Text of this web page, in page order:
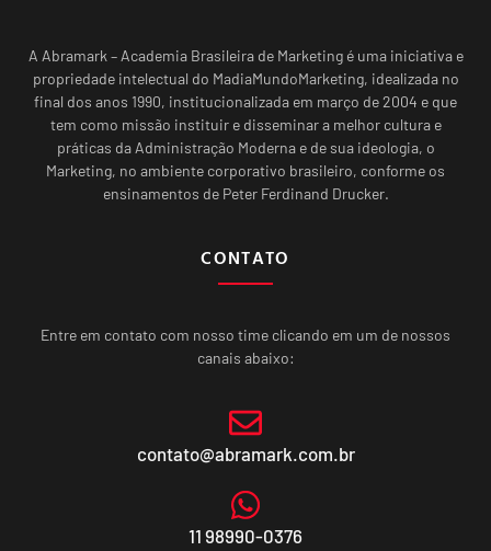
A Abramark – Academia Brasileira de Marketing é uma iniciativa e
propriedade intelectual do MadiaMundoMarketing, idealizada no
final dos anos 1990, institucionalizada em março de 2004 e que
tem como missão instituir e disseminar a melhor cultura e
práticas da Administração Moderna e de sua ideologia, o
Marketing, no ambiente corporativo brasileiro, conforme os
ensinamentos de Peter Ferdinand Drucker.
CONTATO
Entre em contato com nosso time clicando em um de nossos
canais abaixo:
contato@abramark.com.br
11 98990-0376